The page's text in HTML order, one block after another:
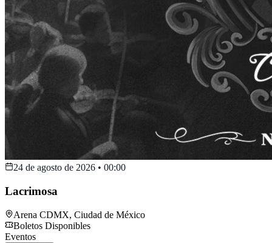
24 de agosto de 2026 • 00:00
Lacrimosa
Arena CDMX, Ciudad de México
Boletos Disponibles
Eventos